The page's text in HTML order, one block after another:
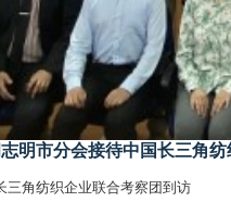
志明市分会接待中国长三角
三角纺织企业联合考察团到访